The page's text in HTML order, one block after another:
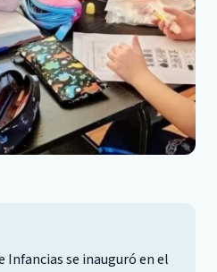
Infancias se inauguró en el